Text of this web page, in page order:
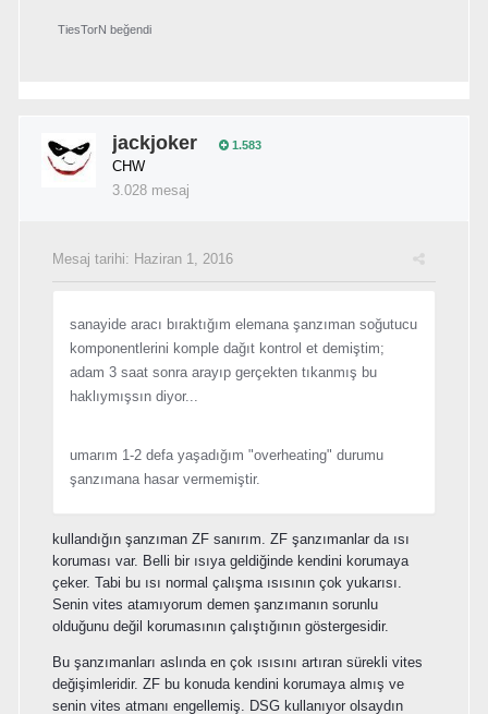
TiesTorN beğendi
jackjoker 1.583
CHW
3.028 mesaj
Mesaj tarihi: Haziran 1, 2016
sanayide aracı bıraktığım elemana şanzıman soğutucu
komponentlerini komple dağıt kontrol et demiştim;
adam 3 saat sonra arayıp gerçekten tıkanmış bu
haklıymışsın diyor...
umarım 1-2 defa yaşadığım "overheating" durumu
şanzımana hasar vermemiştir.
kullandığın şanzıman ZF sanırım. ZF şanzımanlar da ısı
koruması var. Belli bir ısıya geldiğinde kendini korumaya
çeker. Tabi bu ısı normal çalışma ısısının çok yukarısı.
Senin vites atamıyorum demen şanzımanın sorunlu
olduğunu değil korumasının çalıştığının göstergesidir.
Bu şanzımanları aslında en çok ısısını artıran sürekli vites
değişimleridir. ZF bu konuda kendini korumaya almış ve
senin vites atmanı engellemiş. DSG kullanıyor olsaydın